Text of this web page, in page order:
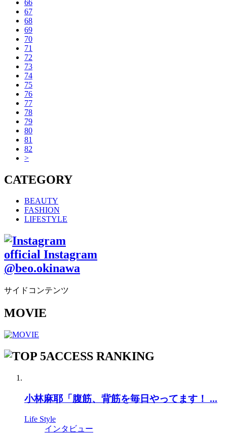
66
67
68
69
70
71
72
73
74
75
76
77
78
79
80
81
82
>
CATEGORY
BEAUTY
FASHION
LIFESTYLE
official Instagram
@beo.okinawa
サイドコンテンツ
MOVIE
ACCESS RANKING
小林麻耶「腹筋、背筋を毎日やってます！ ...
Life Style
インタビュー